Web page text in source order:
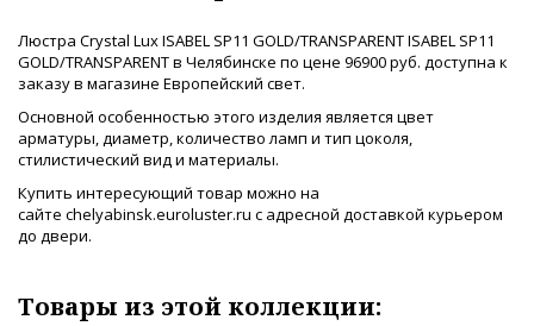
Люстра Crystal Lux ISABEL SP11 GOLD/TRANSPARENT ISABEL SP11
GOLD/TRANSPARENT в Челябинске по цене 96900 руб. доступна к
заказу в магазине Европейский свет.
Основной особенностью этого изделия является цвет
арматуры, диаметр, количество ламп и тип цоколя,
стилистический вид и материалы.
Купить интересующий товар можно на
сайте chelyabinsk.euroluster.ru с адресной доставкой курьером
до двери.
Товары из этой коллекции: